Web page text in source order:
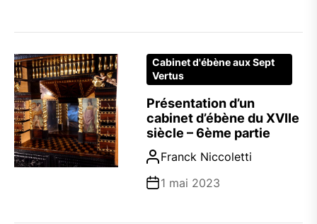
Cabinet d'ébène aux Sept
Vertus
Présentation d’un
cabinet d’ébène du XVIIe
siècle – 6ème partie
Franck Niccoletti
1 mai 2023